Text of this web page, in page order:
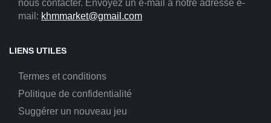
nous contacter. Envoyez un e-mail à notre adresse e-
mail: khmmarket@gmail.com
LIENS UTILES
Termes et conditions
Politique de confidentialité
Suggérer un nouveau jeu